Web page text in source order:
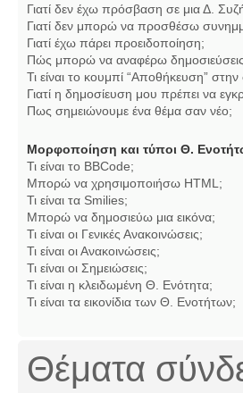
Γιατί δεν έχω πρόσβαση σε μια Δ.
Γιατί δεν μπορώ να προσθέσω
Γιατί έχω πάρει προειδοποίηση;
Πώς μπορώ να αναφέρω δημοσιεύσεις
Τι είναι το κουμπί “Αποθήκευση”
Γιατί η δημοσίευση μου πρέπει να
Πως σημειώνουμε ένα θέμα σαν νέο;
Μορφοποίηση και τύποι Θ.
Τι είναι το BBCode;
Μπορώ να χρησιμοποιήσω HTML;
Τι είναι τα Smilies;
Μπορώ να δημοσιεύω μια εικόνα;
Τι είναι οι Γενικές Ανακοινώσεις;
Τι είναι οι Ανακοινώσεις;
Τι είναι οι Σημειώσεις;
Τι είναι η κλειδωμένη Θ. Ενότητα;
Τι είναι τα εικονίδια των Θ. Ενοτήτων;
Θέματα